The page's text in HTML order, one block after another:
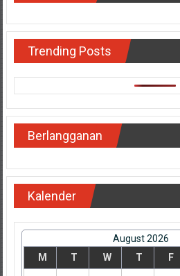
Trending Posts
Berlangganan
Kalender
August 2026
M
T W T F